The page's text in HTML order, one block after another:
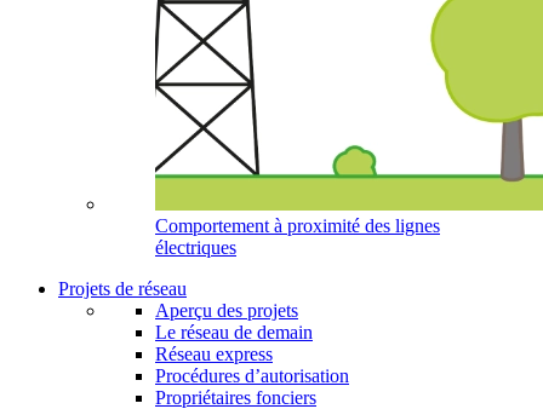
Comportement à proximité des lignes
électriques
Projets de réseau
Aperçu des projets
Le réseau de demain
Réseau express
Procédures d’autorisation
Propriétaires fonciers